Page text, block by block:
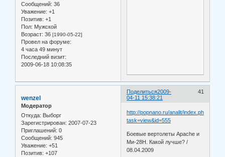
Сообщений: 36
Уважение: +1
Позитив: +1
Пол: Мужской
Возраст: 36 [1990-05-22]
Провел на форуме:
4 часа 49 минут
Последний визит:
2009-06-18 10:08:35
Поделиться 41
2009-
04-11 15:38:21
wenzel
Модератор
Откуда: Выборг
Зарегистрирован: 2007-07-23
Приглашений: 0
Сообщений: 945
Уважение: +51
Позитив: +107
http://popnano.ru/analit/index.php?
task=view&id=555
Боевые вертолеты Apache и
Ми-28H. Какой лучше? /
08.04.2009